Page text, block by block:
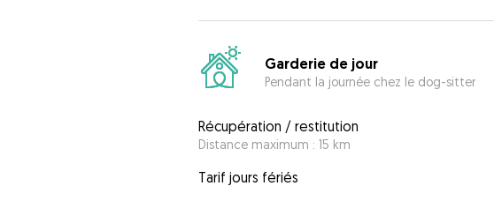
Garderie de jour
Pendant la journée chez le dog-sitter
Récupération / restitution
Distance maximum : 15 km
Tarif jours fériés